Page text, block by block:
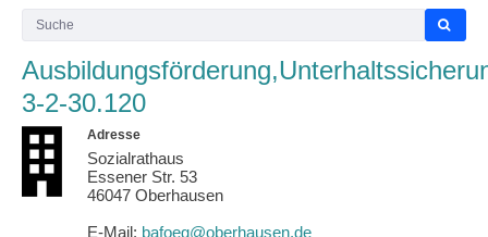
3-2-30.120
Adresse
Sozialrathaus
Essener Str. 53
46047 Oberhausen
E-Mail: bafoeg@oberhausen.de